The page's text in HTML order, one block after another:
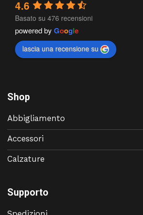
4.6
Basato su 476 recensioni
powered by Google
lascia una recensione su
Shop
Abbigliamento
Accessori
Calzature
Supporto